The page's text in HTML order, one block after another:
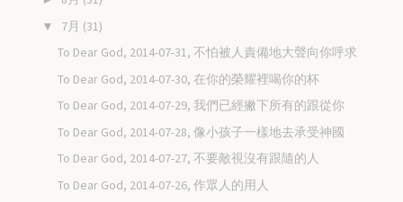
▼ 7月 (31)
To Dear God, 2014-07-31, 不怕被人責備地大聲向你呼求
To Dear God, 2014-07-30, 在你的榮耀裡喝你的杯
To Dear God, 2014-07-29, 我們已經撇下所有的跟從你
To Dear God, 2014-07-28, 像小孩子一樣地去承受神國
To Dear God, 2014-07-27, 不要敵視沒有跟隨的人
To Dear God, 2014-07-26, 作眾人的用人